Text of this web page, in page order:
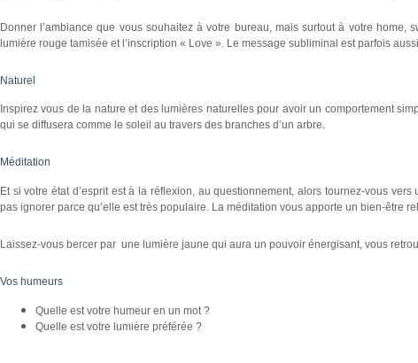
Donner l’ambiance que vous souhaitez à votre bureau, mais surtout à votre
lumière rouge tamisée et l’inscription « Love ». Le message subliminal est parfois
Naturel
Inspirez vous de la nature et des lumières naturelles pour avoir un comportement
qui se diffusera comme le soleil au travers des branches d’un arbre.
Méditation
Et si votre état d’esprit est à la réflexion, au questionnement, alors tournez-vous
pas ignorer parce qu’elle est très populaire. La méditation vous apporte un bien-être
Laissez-vous bercer par une lumière jaune qui aura un pouvoir énergisant, vous
Vos humeurs
Quelle est votre humeur en un mot ?
Quelle est votre lumière préférée ?